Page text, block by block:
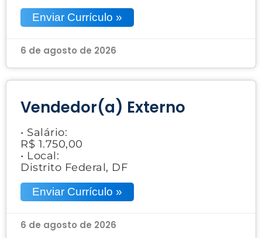
Enviar Currículo »
6 de agosto de 2026
Vendedor(a) Externo
• Salário:
R$ 1.750,00
• Local:
Distrito Federal, DF
Enviar Currículo »
6 de agosto de 2026